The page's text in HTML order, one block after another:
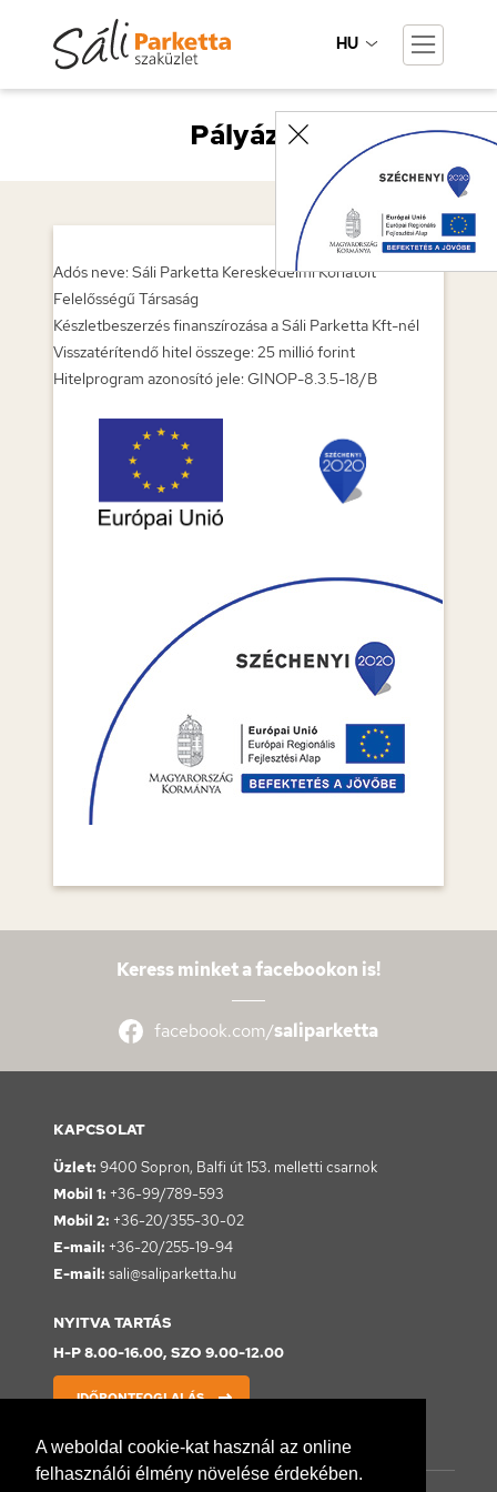
A weboldal cookie-kat használ az online
felhasználói élmény növelése érdekében.
HU
Pályázat
Adós neve: Sáli Parketta Kereskedelmi Korlátolt
Felelősségű Társaság
Készletbeszerzés finanszírozása a Sáli Parketta Kft-nél
Visszatérítendő hitel összege: 25 millió forint
Hitelprogram azonosító jele: GINOP-8.3.5-18/B
Keress minket a facebookon is!
facebook.com/saliparketta
KAPCSOLAT
Üzlet: 9400 Sopron, Balfi út 153. melletti csarnok
Mobil 1: +36-99/789-593
Mobil 2: +36-20/355-30-02
E-mail: +36-20/255-19-94
E-mail: sali@saliparketta.hu
NYITVA TARTÁS
H-P 8.00-16.00, SZO 9.00-12.00
IDŐPONTFOGLALÁS